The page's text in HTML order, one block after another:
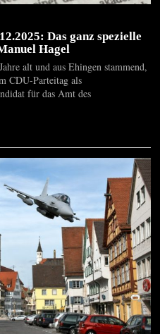
Das ganz spezielle
Hagel
alt und aus Ehingen stammend,
CDU-Parteitag als
für das Amt des